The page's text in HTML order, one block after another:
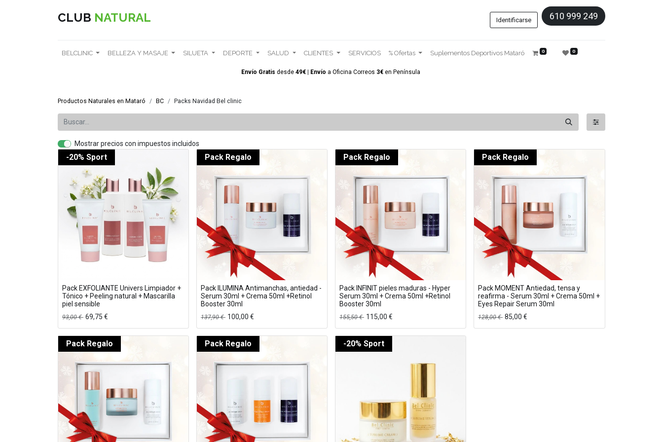
CLUB NATURAL Identificarse 610 999 249
BELCLINIC BELLEZA Y MASAJE SILUETA DEPORTE SALUD CLIENTES SERVICIOS % Ofertas Suplementos Deportivos Mataró 0 0
Envío Gratis desde 49€ Envío a Oficina Correos 3€ en Península
Productos Naturales en Mataró BC Packs Navidad Bel clinic
Mostrar precios con impuestos incluidos
-20% Sport
Pack EXFOLIANTE Univers Limpiador +
Tónico + Peeling natural + Mascarilla
piel sensible
93,00€ 69,75 €
Pack Regalo
Pack ILUMINA Antimanchas, antiedad -
Serum 30ml + Crema 50ml +Retinol
Booster 30ml
137,90€ 100,00 €
Pack Regalo
Pack INFINIT pieles maduras - Hyper
Serum 30ml + Crema 50ml +Retinol
Booster 30ml
155,50€ 115,00 €
Pack Regalo
Pack MOMENT Antiedad, tensa y
reafirma - Serum 30ml + Crema 50ml +
Eyes Repair Serum 30ml
128,00€ 85,00 €
Pack Regalo Pack Regalo -20% Sport